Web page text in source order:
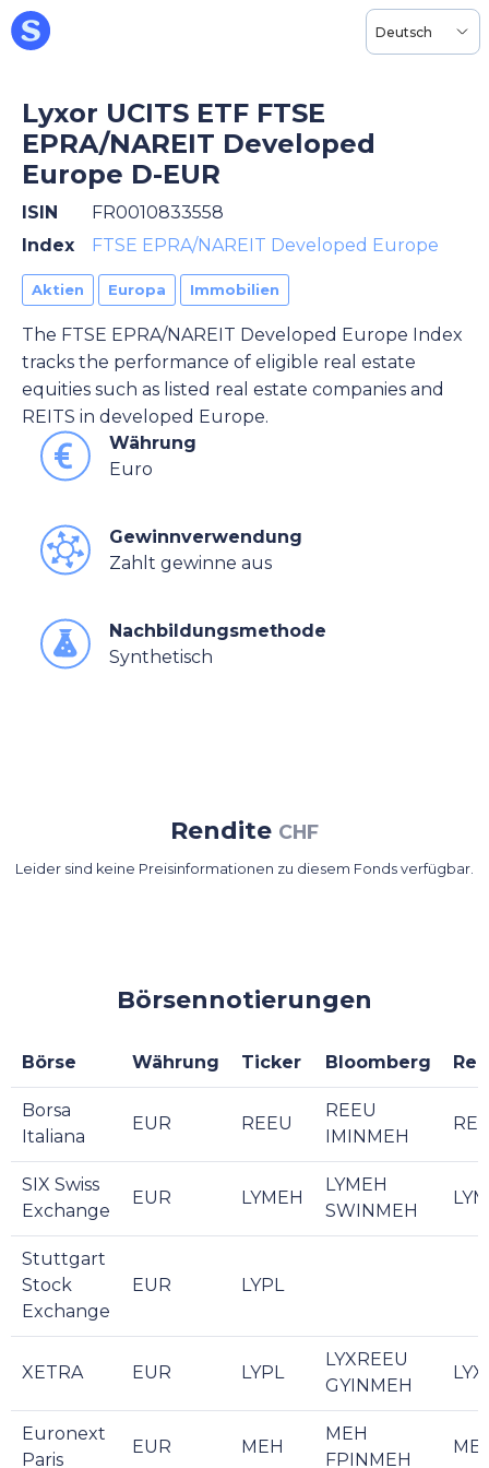
Deutsch
Lyxor UCITS ETF FTSE
EPRA/NAREIT Developed
Europe D-EUR
ISIN
FR0010833558
Index
FTSE EPRA/NAREIT Developed Europe
Aktien Europa Immobilien
The FTSE EPRA/NAREIT Developed Europe Index
tracks the performance of eligible real estate
equities such as listed real estate companies and
REITS in developed Europe.
Währung
Euro
Gewinnverwendung
Zahlt gewinne aus
Nachbildungsmethode
Synthetisch
Rendite CHF
Leider sind keine Preisinformationen zu diesem Fonds verfügbar.
Börsennotierungen
Börse Währung Ticker Bloomberg
Borsa
Italiana
EUR REEU
REEU
IMINMEH
SIX Swiss
Exchange
EUR LYMEH
LYMEH
SWINMEH
Stuttgart
Stock
Exchange
EUR LYPL
XETRA EUR LYPL
LYXREEU
GYINMEH
Euronext
Paris
EUR MEH
MEH
FPINMEH